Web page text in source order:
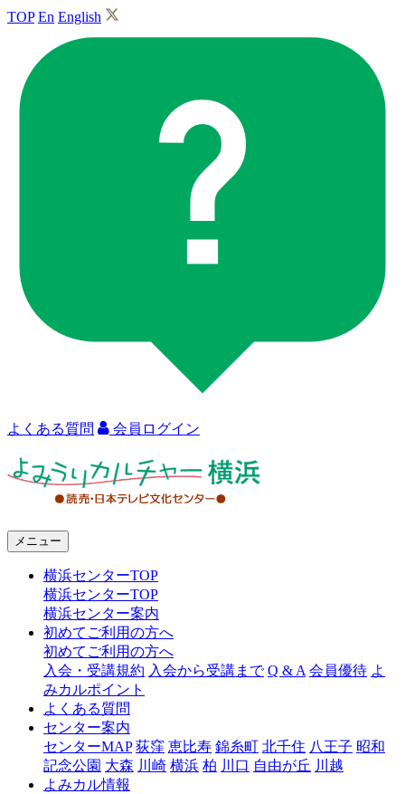
TOP En English
よくある質問 会員ログイン
ャ
浜
メニュー
横浜センターTOP
横浜センターTOP
横浜センター案内
初めてご利用の方へ
初めてご利用の方へ
入会・受講規約 入会から受講まで Q & A 会員優待 よ
みカルポイント
よくある質問
センター案内
センターMAP 荻窪 恵比寿 錦糸町 北千住 八王子 昭和
記念公園 大森 川崎 横浜 柏 川口 自由が丘 川越
よみカル情報